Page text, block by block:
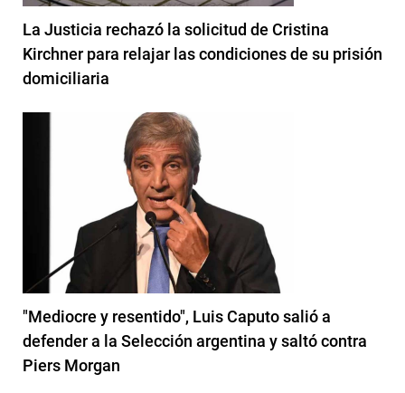
La Justicia rechazó la solicitud de Cristina
Kirchner para relajar las condiciones de su prisión
domiciliaria
"Mediocre y resentido", Luis Caputo salió a
defender a la Selección argentina y saltó contra
Piers Morgan